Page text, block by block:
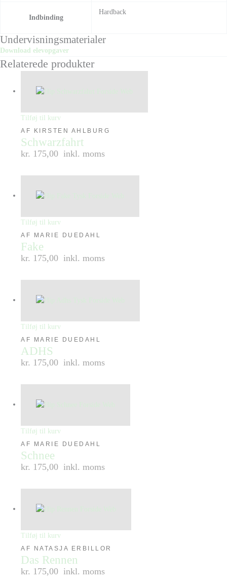
Indbinding
Hardback
Undervisningsmaterialer
Download elevopgaver
Relaterede produkter
Tilføj til kurv
AF KIRSTEN AHLBURG
Schwarzfahrt
kr. 175,00 inkl. moms
Tilføj til kurv
AF MARIE DUEDAHL
Fake
kr. 175,00 inkl. moms
Tilføj til kurv
AF MARIE DUEDAHL
ADHS
kr. 175,00 inkl. moms
Tilføj til kurv
AF MARIE DUEDAHL
Schnee
kr. 175,00 inkl. moms
Tilføj til kurv
AF NATASJA ERBILLOR
Das Rennen
kr. 175,00 inkl. moms